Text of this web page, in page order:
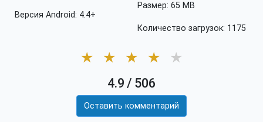
Версия Android: 4.4+
Размер: 65 MB
Количество загрузок: 1175
★ ★ ★ ★ ★
4.9 / 506
Оставить комментарий